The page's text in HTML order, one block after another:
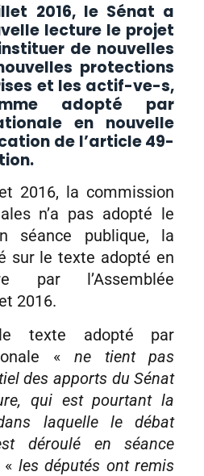
2016, le Sénat a
lecture le projet
de nouvelles
protections
et les actif-ve-s,
adopté par
en nouvelle
de l’article 49-
2016, la commission
n’a pas adopté le
séance publique, la
sur le texte adopté en
par l’Assemblée
2016.
texte adopté par
« ne tient pas
des apports du Sénat
qui est pourtant la
laquelle le débat
déroulé en séance
les députés ont remis